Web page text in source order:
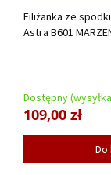
Filiżanka ze
Astra B601
Dostępny
109,00 zł
Do